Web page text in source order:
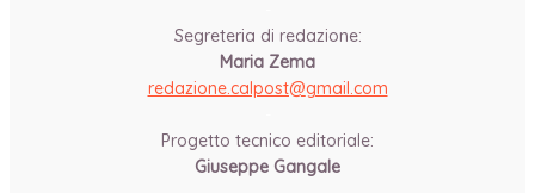
Segreteria di redazione:
Maria Zema
redazione.calpost@gmail.com
Progetto tecnico editoriale:
Giuseppe Gangale